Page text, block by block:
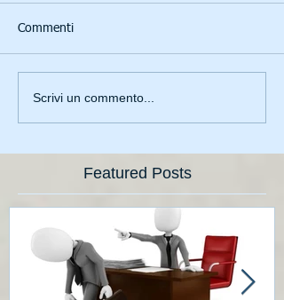
Commenti
Scrivi un commento...
Featured Posts